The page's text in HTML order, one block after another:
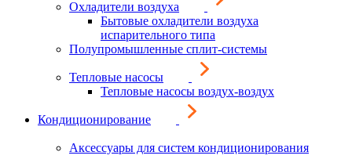
Охладители воздуха
Бытовые охладители воздуха
испарительного типа
Полупромышленные сплит-системы
Тепловые насосы
Тепловые насосы воздух-воздух
Кондиционирование
Аксессуары для систем кондиционирования